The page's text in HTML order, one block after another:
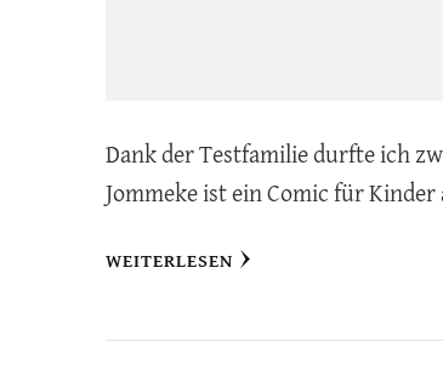
Dank der Testfamilie durfte ich
Jommeke ist ein Comic für
WEITERLESEN